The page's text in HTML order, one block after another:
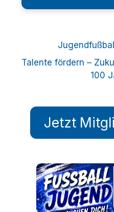
Talente fördern –
100
Jetzt